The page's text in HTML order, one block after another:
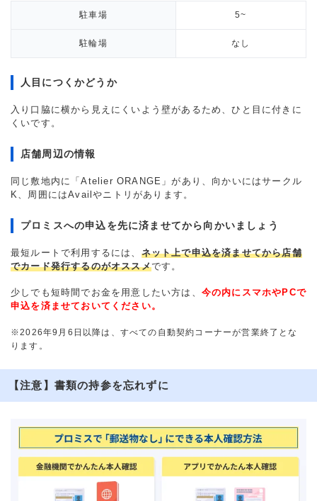
駐車場 5~
駐輪場 なし
人目につくかどうか
入り口脇に横から見えにくいよう壁があるため、ひと目に付きに
くいです。
店舗周辺の情報
同じ敷地内に「Atelier ORANGE」があり、向かいにはサークル
K、周囲にはAvailやニトリがあります。
プロミスへの申込を先に済ませてから向かいましょう
最短ルートで利用するには、 ネット上で申込を済ませてから店舗
でカード発行するのがオススメです。
少しでも短時間でお金を用意したい方は、 今の内にスマホやPCで
申込を済ませておいてください。
※2026年9月6日以降は、すべての自動契約コーナーが営業終了とな
ります。
【注意】書類の持参を忘れずに